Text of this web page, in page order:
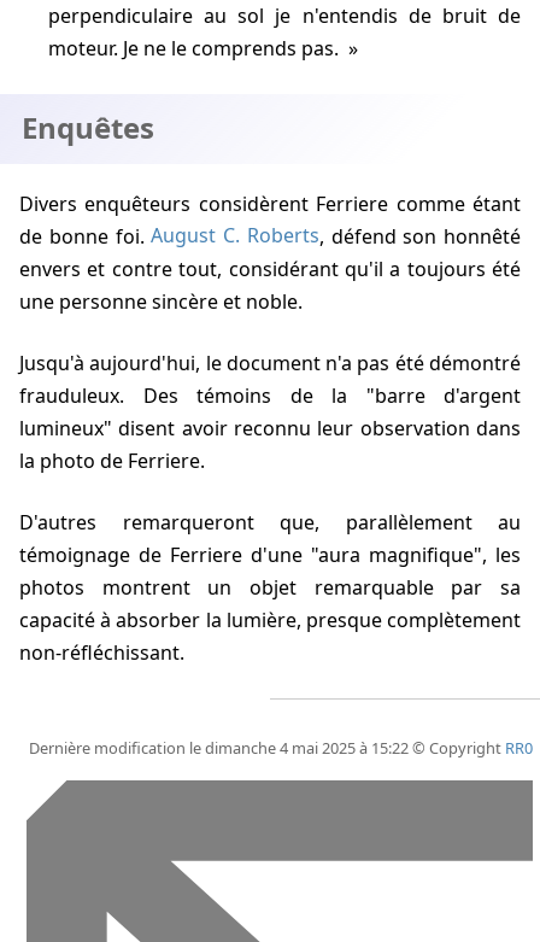
perpendiculaire au sol je n'entendis de bruit de
moteur. Je ne le comprends pas.
Enquêtes
Divers enquêteurs considèrent Ferriere comme étant
de bonne foi.August C. Roberts, défend son honnêté
envers et contre tout, considérant qu'il a toujours été
une personne sincère et noble.
Jusqu'à aujourd'hui, le document n'a pas été démontré
frauduleux. Des témoins de la "barre d'argent
lumineux" disent avoir reconnu leur observation dans
la photo de Ferriere.
D'autres remarqueront que, parallèlement au
témoignage de Ferriere d'une "aura magnifique", les
photos montrent un objet remarquable par sa
capacité à absorber la lumière, presque complètement
non-réfléchissant.
Dernière modification le dimanche 4 mai 2025 à 15:22 © Copyright RR0